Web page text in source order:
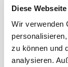
Diese
Wir verwenden
zu können und
analysieren.